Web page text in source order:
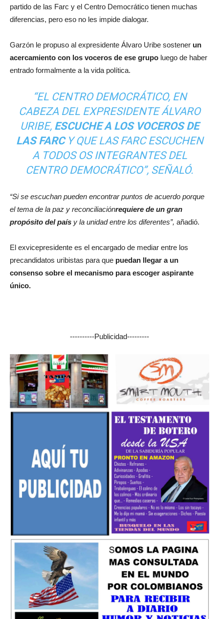
partido de las Farc y el Centro Democrático tienen muchas
diferencias, pero eso no les impide dialogar.
Garzón le propuso al expresidente Álvaro Uribe sostener un
acercamiento con los voceros de ese grupo luego de haber
entrado formalmente a la vida política.
“EL CENTRO DEMOCRÁTICO, EN
CABEZA DEL EXPRESIDENTE ÁLVARO
URIBE, ESCUCHE A LOS VOCEROS DE
LAS FARCY QUE LAS FARC ESCUCHEN
A TODOS OS INTEGRANTES DEL
CENTRO DEMOCRÁTICO”, SEÑALÓ.
“Si se escuchan pueden encontrar puntos de acuerdo porque
el tema de la paz y reconciliaciónrequiere de un gran
propósito del país y la unidad entre los diferentes”, añadió.
El exvicepresidente es el encargado de mediar entre los
precandidatos uribistas para que puedan llegar a un
consenso sobre el mecanismo para escoger aspirante
único.
----------Publicidad---------